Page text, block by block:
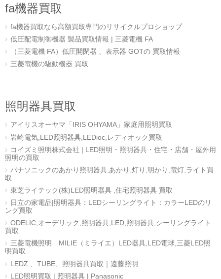
fa機器買取
fa機器買取なら高額買取専門のリサイクルプロショップ
低圧配電制御機器 製品買取情報 | 三菱電機 FA
（三菱電機 FA）低圧開閉器 、表示器 GOTの 買取情報
三菱電機の駆動機器 買取
照明器具買取
アイリスオーヤマ「IRIS OHYAMA」家庭用照明買取
岩崎電気,LED照明器具,LEDioc,レディオック買取
コイズミ照明株式会社 | LED照明・照明器具・住宅・店舗・屋外用
照明の買取
パナソニックのあかり照明器具,あかり,灯り,明かり,電灯,ライト買
取
東芝ライテック(株)LED照明器具 ,住宅照明器具 買取
日立の家電品|照明器具：LEDシーリングライト：カラーLEDのリ
ング買取
ODELIC,オーデリック,照明器具,LED,照明器具,シーリングライト
買取
三菱電機照明 MILIE（ミライエ）LED器具,LED電球,三菱LED照
明買取
LEDZ 、TUBE、照明器具買取｜遠藤照明
LED照明買取 | 照明器具 | Panasonic